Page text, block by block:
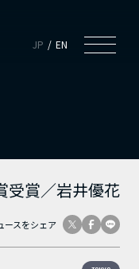
JP EN
受賞／岩井優花
ースをシェア